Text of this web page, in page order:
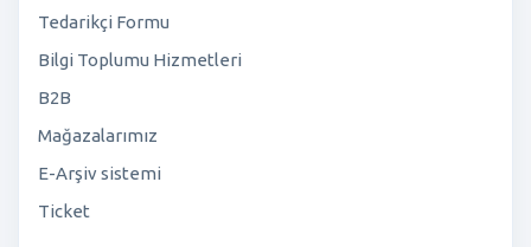
Tedarikçi Formu
Bilgi Toplumu Hizmetleri
B2B
Mağazalarımız
E-Arşiv sistemi
Ticket